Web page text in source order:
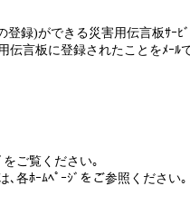
録)ができる災害用伝言板ｻｰﾋ
言板に登録されたことをﾒｰﾙ
ご覧ください｡
各ﾎｰﾑﾍﾟｰｼﾞをご参照ください｡